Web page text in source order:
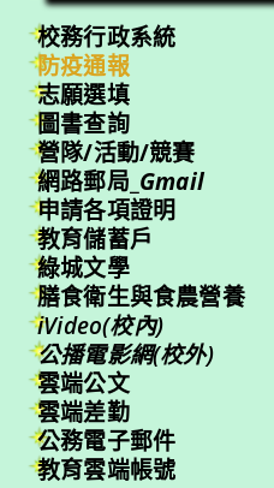
校務行政系統
防疫通報
志願選填
圖書查詢
營隊/活動/競賽
網路郵局_ Gmail
申請各項證明
教育儲蓄戶
綠城文學
膳食衛生與食農營養
iVideo(校內)
公播電影網(校外)
雲端公文
雲端差勤
公務電子郵件
教育雲端帳號